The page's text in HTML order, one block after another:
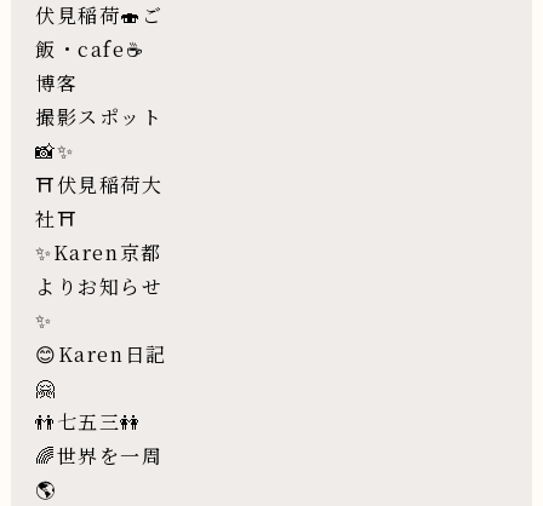
伏見稲荷🍣ご
飯・cafe☕️
博客
撮影スポット
📸✨
⛩伏見稲荷大
社⛩
✨Karen京都
よりお知らせ
✨
😊Karen日記
🤗
👬七五三👭
🌈世界を一周
🌎